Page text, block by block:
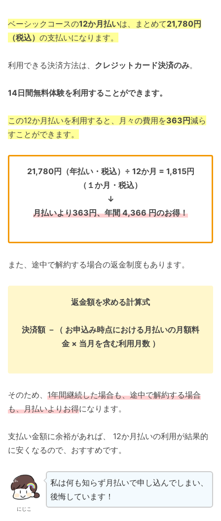
ベーシックコースの12か月払いは、まとめて21,780円
（税込） の支払いになります。
利用できる決済方法は、 クレジットカード決済のみ。
14日間無料体験を利用することができます。
この12か月払いを利用すると、月々の費用を363円減ら
すことができます。
21,780円（年払い・税込）÷ 12か月 = 1,815円
（１か月・税込）
↓
月払いより363円、年間 4,366 円のお得！
また、途中で解約する場合の返金制度もあります。
返金額を求める計算式
決済額 －（ お申込み時点における月払いの月額料
金 × 当月を含む利用月数 ）
そのため、 1年間継続した場合も、途中で解約する場合
も、月払いよりお得になります。
支払い金額に余裕があれば、 12か月払いの利用が結果的
に安くなるので、おすすめです。
にじこ
私は何も知らず月払いで申し込んでしまい、
後悔しています！